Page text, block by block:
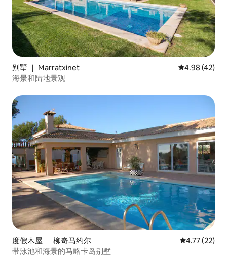
别墅 ｜ Marratxinet 平均评分
4.98 (42)
海景和陆地景观
度假木屋 ｜ 柳奇马约尔 平均评分
4.77 (22)
带泳池和海景的马略卡岛别墅